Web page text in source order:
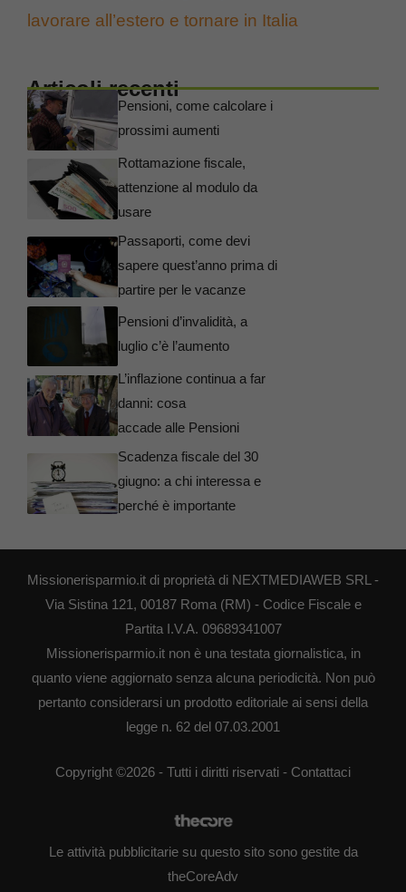
lavorare all’estero e tornare in Italia
Articoli recenti
Pensioni, come calcolare i
prossimi aumenti
Rottamazione fiscale,
attenzione al modulo da
usare
Passaporti, come devi
sapere quest’anno prima di
partire per le vacanze
Pensioni d’invalidità, a
luglio c’è l’aumento
L’inflazione continua a far
danni: cosa
accade alle Pensioni
Scadenza fiscale del 30
giugno: a chi interessa e
perché è importante
Missionerisparmio.it di proprietà di NEXTMEDIAWEB SRL -
Via Sistina 121, 00187 Roma (RM) - Codice Fiscale e
Partita I.V.A. 09689341007
Missionerisparmio.it non è una testata giornalistica, in
quanto viene aggiornato senza alcuna periodicità. Non può
pertanto considerarsi un prodotto editoriale ai sensi della
legge n. 62 del 07.03.2001
Copyright ©2026 - Tutti i diritti riservati - Contattaci
Le attività pubblicitarie su questo sito sono gestite da
theCoreAdv